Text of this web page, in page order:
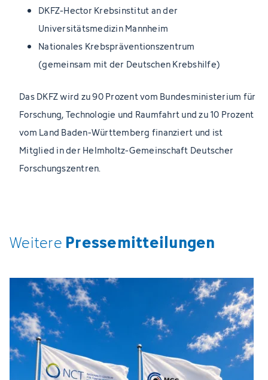
DKFZ-Hector Krebsinstitut an der
Universitätsmedizin Mannheim
Nationales Krebspräventionszentrum
(gemeinsam mit der Deutschen Krebshilfe)
Das DKFZ wird zu 90 Prozent vom Bundesministerium für
Forschung, Technologie und Raumfahrt und zu 10 Prozent
vom Land Baden-Württemberg finanziert und ist
Mitglied in der Helmholtz-Gemeinschaft Deutscher
Forschungszentren.
Weitere Pressemitteilungen